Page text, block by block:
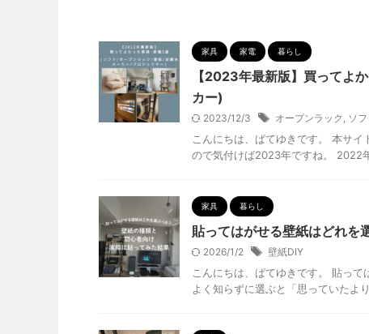
家具 家電 暮らし
【2023年最新版】買ってよ
カー)
2023/12/3 オープンラック , ソフ
こんにちは、ぱてゆきです。 本サ
ので気付けば2023年ですね。 2022
家具 暮らし
貼ってはがせる壁紙はどれを
2026/1/2 壁紙DIY
こんにちは、ぱてゆきです。 貼っ
よく知らずに選ぶと「思っていたよ